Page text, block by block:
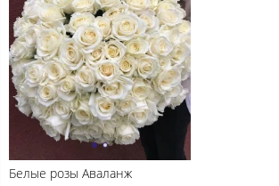
Белые розы Аваланж